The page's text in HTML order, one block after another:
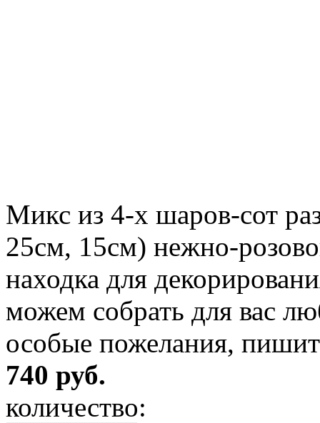
Микс из 4-х шаров-сот
25см, 15см) нежно-
находка для
можем собрать для вас
особые пожелания,
740 руб.
количество: